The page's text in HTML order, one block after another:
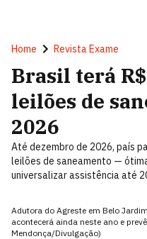
Home Revista Exame
Brasil terá
leilões de
2026
Até dezembro de 2026, país
leilões de saneamento —
universalizar assistência até
Adutora do Agreste em Belo
acontecerá ainda neste ano e
Mendonça/Divulgação)